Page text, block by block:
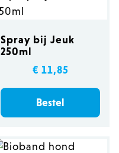
Spray bij Jeuk
250ml
€ 11,85
Bestel